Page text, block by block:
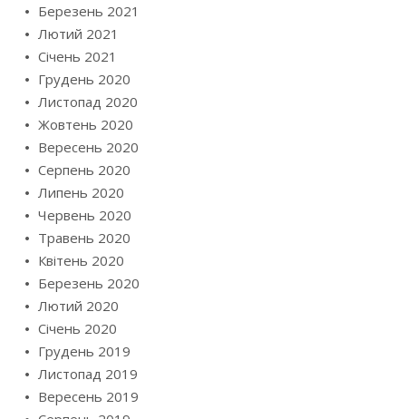
Березень 2021
Лютий 2021
Січень 2021
Грудень 2020
Листопад 2020
Жовтень 2020
Вересень 2020
Серпень 2020
Липень 2020
Червень 2020
Травень 2020
Квітень 2020
Березень 2020
Лютий 2020
Січень 2020
Грудень 2019
Листопад 2019
Вересень 2019